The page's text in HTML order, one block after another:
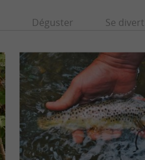
Déguster Se